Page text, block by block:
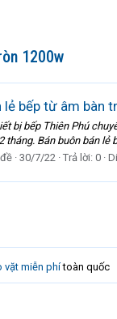
1200w
lẻ bếp từ âm bàn
bị bếp Thiên Phú
tháng. Bán buôn bán
30/7/22 Trả lời: 0
vặt miễn phítoàn quốc